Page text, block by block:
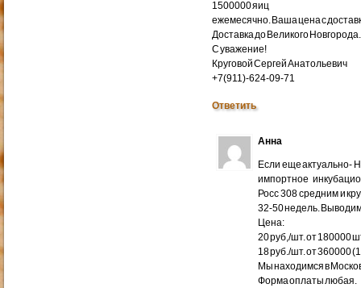
1500000 яиц
ежемесячно. Ваша цена с
Доставка до Великого Новгорода.
С уважение!
Круговой Сергей Анатольевич
+7(911)-624-09-71
Ответить
Анна
Если еще актуально-
импортное
Росс 308 средним и
32-50 недель.
Цена:
20 руб,/шт. от 180000
18 руб./шт. от 360000
Мы находимся в
Форма оплаты любая.